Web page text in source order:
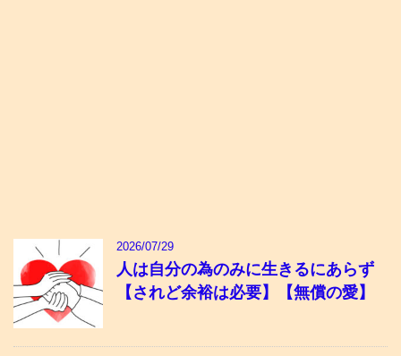
2026/07/29
人は自分の為のみに生きるにあらず
【されど余裕は必要】【無償の愛】